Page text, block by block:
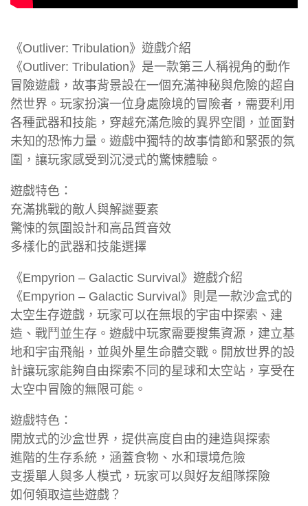
《Outliver: Tribulation》遊戲介紹
《Outliver: Tribulation》是一款第三人稱視角的動作
冒險遊戲，故事背景設在一個充滿神秘與危險的超自
然世界。玩家扮演一位身處險境的冒險者，需要利用
各種武器和技能，穿越充滿危險的異界空間，並面對
未知的恐怖力量。遊戲中獨特的故事情節和緊張的氛
圍，讓玩家感受到沉浸式的驚悚體驗。
遊戲特色：
充滿挑戰的敵人與解謎要素
驚悚的氛圍設計和高品質音效
多樣化的武器和技能選擇
《Empyrion – Galactic Survival》遊戲介紹
《Empyrion – Galactic Survival》則是一款沙盒式的
太空生存遊戲，玩家可以在無垠的宇宙中探索、建
造、戰鬥並生存。遊戲中玩家需要搜集資源，建立基
地和宇宙飛船，並與外星生命體交戰。開放世界的設
計讓玩家能夠自由探索不同的星球和太空站，享受在
太空中冒險的無限可能。
遊戲特色：
開放式的沙盒世界，提供高度自由的建造與探索
進階的生存系統，涵蓋食物、水和環境危險
支援單人與多人模式，玩家可以與好友組隊探險
如何領取這些遊戲？